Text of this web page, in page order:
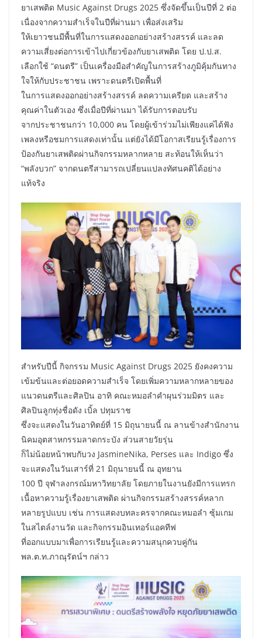
ยาเสพติด Music Against Drugs 2025 ซึ่งจัดขึ้นเป็นปีที่ 2 ต่อ
เนื่องจากความสำเร็จในปีที่ผ่านมา เพื่อส่งเสริม
ให้เยาวชนมีพื้นที่ในการแสดงออกอย่างสร้างสรรค์ และลด
ความเสี่ยงต่อการเข้าไปเกี่ยวข้องกับยาเสพติด โดย ป.ป.ส.
เลือกใช้ “ดนตรี” เป็นเครื่องมือสำคัญในการสร้างภูมิคุ้มกันทาง
ใจให้กับประชาชน เพราะดนตรีเปิดพื้นที่
ในการแสดงออกอย่างสร้างสรรค์ ลดความเครียด และสร้าง
คุณค่าในตัวเอง ซึ่งเมื่อปีที่ผ่านมา ได้รับการตอบรับ
จากประชาชนกว่า 10,000 คน โดยผู้เข้าร่วมไม่เพียงแค่ได้ฟัง
เพลงหรือชมการแสดงเท่านั้น แต่ยังได้มีโอกาสเรียนรู้เรื่องการ
ป้องกันยาเสพติดผ่านกิจกรรมหลากหลาย สะท้อนให้เห็นว่า
“พลังบวก” จากดนตรีสามารถเปลี่ยนแปลงทัศนคติได้อย่าง
แท้จริง
สำหรับปีนี้ กิจกรรม Music Against Drugs 2025 ยังคงความ
เข้มข้นและต่อยอดความสำเร็จ โดยเพิ่มความหลากหลายของ
แนวดนตรีและศิลปิน อาทิ คณะหมอลำคำผุนร่วมมิตร และ
ศิลปินลูกทุ่งชื่อดัง เบิ้ล ปทุมราช
ซึ่งจะแสดงในวันอาทิตย์ที่ 15 มิถุนายนนี้ ณ ลานข้างสำนักงาน
นิคมอุตสาหกรรมลาดกระบัง ส่วนสายวัยรุ่น
ก็ไม่น้อยหน้าพบกับวง JasmineNika, Perses และ Indigo ซึ่ง
จะแสดงในวันเสาร์ที่ 21 มิถุนายนนี้ ณ อุทยาน
100 ปี จุฬาลงกรณ์มหาวิทยาลัย โดยภายในงานยังมีการแทรก
เนื้อหาความรู้เรื่องยาเสพติด ผ่านกิจกรรมสร้างสรรค์หลาก
หลายรูปแบบ เช่น การแสดงบทละครจากคณะหมอลำ ซุ้มเกม
ในสไตล์งานวัด และกิจกรรมอินเทอร์แอคทีฟ
ที่ออกแบบมาเพื่อการเรียนรู้และความสนุกควบคู่กัน
พล.ต.ท.ภาณุรัตน์ฯ กล่าว